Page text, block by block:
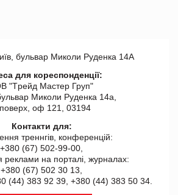
бульвар Миколи Руденка 14А
для кореспонденції:
"Tрейд Мастер Груп"
Миколи Руденка 14а,
оф 121, 03194
Контакти для:
треннгів, конференцій:
+380 (67) 502-99-00,
реклами на порталі, журналах:
+380 (67) 502 30 13,
(44) 383 92 39, +380 (44) 383 50 34.